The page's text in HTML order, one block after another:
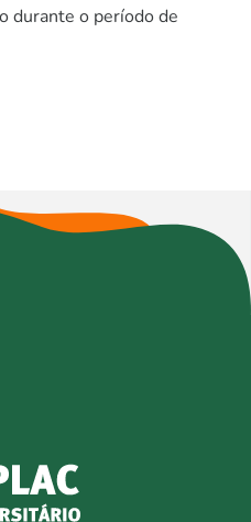
durante o período de